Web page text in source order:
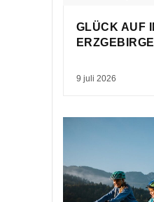
GLÜCK AUF
ERZGEBIRGE
9 juli 2026